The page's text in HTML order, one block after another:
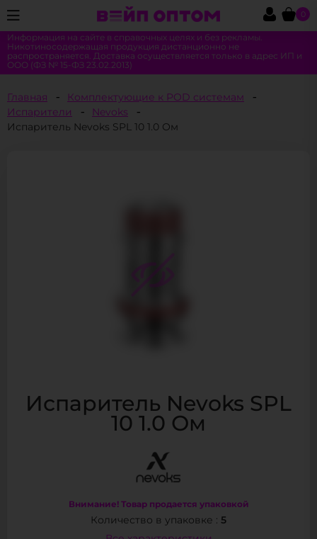
0
Информация на сайте в справочных целях и без рекламы.
Никотиносодержащая продукция дистанционно не
распространяется. Доставка осуществляется только в адрес ИП и
ООО (ФЗ № 15-ФЗ 23.02.2013)
Главная
Комплектующие к POD системам
Испарители
Nevoks
Испаритель Nevoks SPL 10 1.0 Ом
Испаритель Nevoks SPL
10 1.0 Ом
Внимание! Товар продается упаковкой
Количество в упаковке : 5